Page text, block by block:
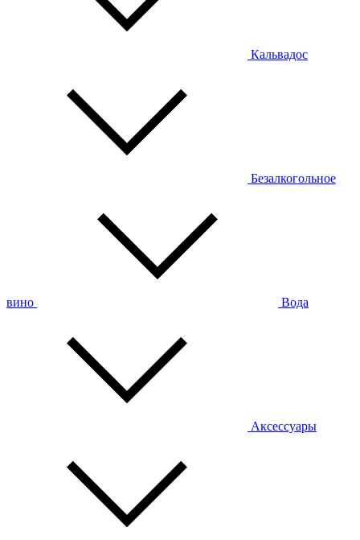
Кальвадос
Безалкогольное
вино Вода
Аксессуары